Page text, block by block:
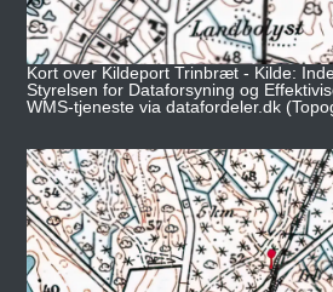
Kort over Kildeport Trinbræt - Kilde:
Styrelsen for Dataforsyning og
WMS-tjeneste via datafordeler.dk